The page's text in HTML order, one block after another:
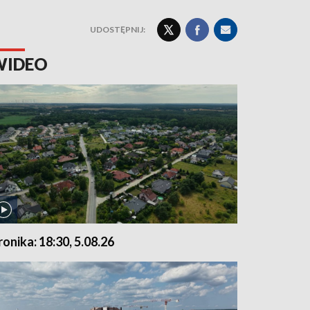
UDOSTĘPNIJ:
18:30, 5.08.26